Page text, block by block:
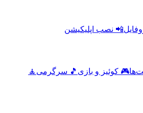
📲 نصب اپلیکیشن
🎮 کوئیز و بازی 🎵 سرگرمی 🧘